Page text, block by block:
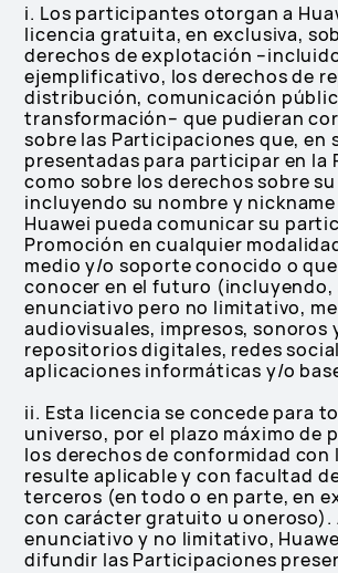
i. Los participantes otorgan a
licencia gratuita, en exclusiva,
derechos de explotación
ejemplificativo, los derechos de
distribución, comunicación
transformación– que pudieran
sobre las Participaciones que, en
presentadas para participar en la
como sobre los derechos sobre
incluyendo su nombre y nickname
Huawei pueda comunicar su
Promoción en cualquier
medio y/o soporte conocido o
conocer en el futuro
enunciativo pero no limitativo,
audiovisuales, impresos, sonoros
repositorios digitales, redes
aplicaciones informáticas y/o
ii. Esta licencia se concede para
universo, por el plazo máximo de
los derechos de conformidad con
resulte aplicable y con facultad
terceros (en todo o en parte, en
con carácter gratuito u oneroso).
enunciativo y no limitativo,
difundir las Participaciones